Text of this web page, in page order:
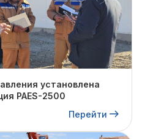
установлена
PAES-2500
Перейти